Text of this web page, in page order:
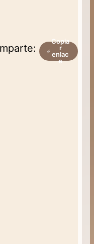
Copia
r
enlac
e